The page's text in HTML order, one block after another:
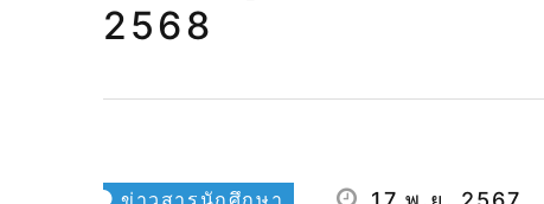
2568
ข่าวสารนักศึกษา